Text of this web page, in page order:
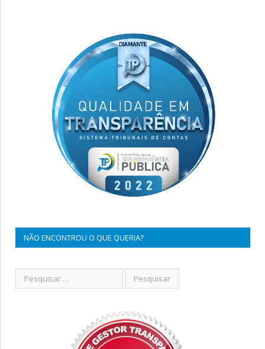
NÃO ENCONTROU O QUE QUERIA?